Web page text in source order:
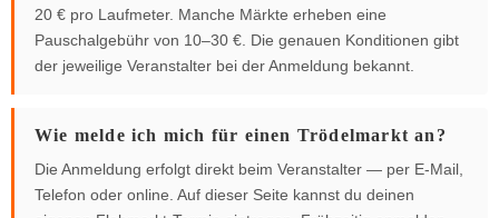
20 € pro Laufmeter. Manche Märkte erheben eine
Pauschalgebühr von 10–30 €. Die genauen Konditionen gibt
der jeweilige Veranstalter bei der Anmeldung bekannt.
Wie melde ich mich für einen Trödelmarkt an?
Die Anmeldung erfolgt direkt beim Veranstalter — per E-Mail,
Telefon oder online. Auf dieser Seite kannst du deinen